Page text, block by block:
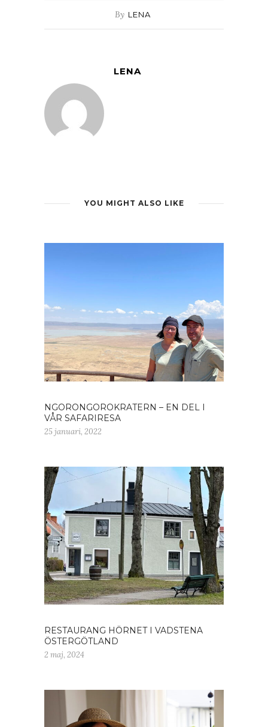
By LENA
LENA
YOU MIGHT ALSO LIKE
NGORONGOROKRATERN – EN DEL I
VÅR SAFARIRESA
25 januari, 2022
RESTAURANG HÖRNET I VADSTENA
ÖSTERGÖTLAND
2 maj, 2024